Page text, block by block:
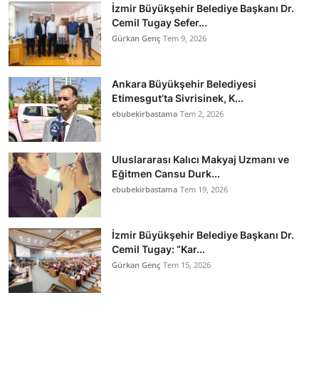
İzmir Büyükşehir Belediye Başkanı Dr.
Cemil Tugay Sefer...
Gürkan Genç Tem 9, 2026
Ankara Büyükşehir Belediyesi
Etimesgut’ta Sivrisinek, K...
ebubekirbastama Tem 2, 2026
Uluslararası Kalıcı Makyaj Uzmanı ve
Eğitmen Cansu Durk...
ebubekirbastama Tem 19, 2026
İzmir Büyükşehir Belediye Başkanı Dr.
Cemil Tugay: “Kar...
Gürkan Genç Tem 15, 2026